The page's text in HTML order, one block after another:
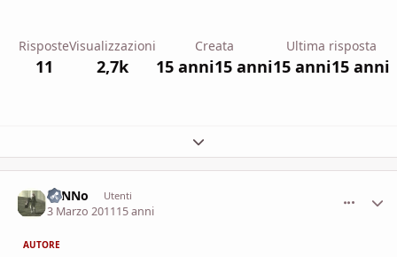
Risposte
11
Visualizzazioni
2,7k
Creata
15 anni15 anni
Ultima risposta
15 anni15 anni
Espandi panoramica del topic
ToNNo Utenti
3 Marzo 201115 anni
AUTORE